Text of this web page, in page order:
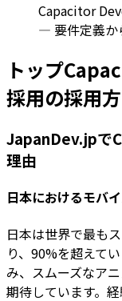
Capacitor
— 要件定義か
トップ
採用の採用
JapanDev.jpで
理由
日本におけるモバ
日本は世界で最も
り、90%を超えて
み、スムーズなア
期待しています。